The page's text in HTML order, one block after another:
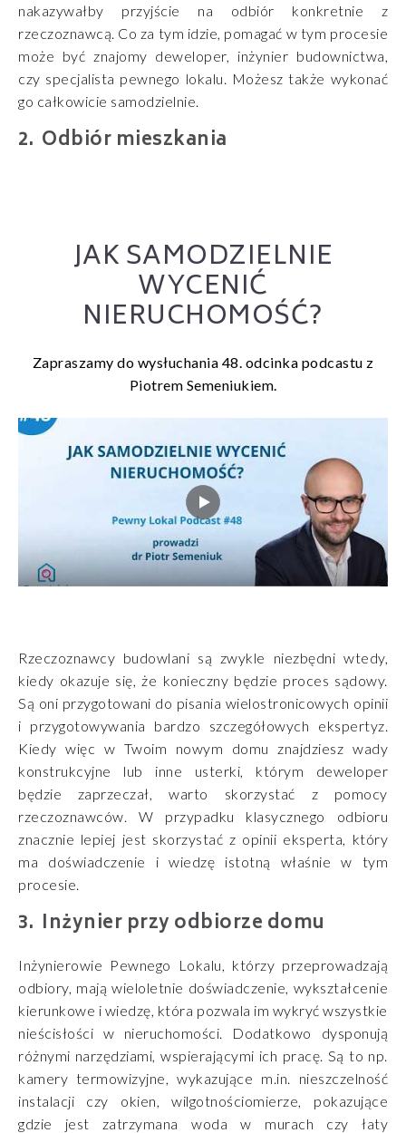
nakazywałby przyjście na odbiór konkretnie z
rzeczoznawcą. Co za tym idzie, pomagać w tym procesie
może być znajomy deweloper, inżynier budownictwa,
czy specjalista pewnego lokalu. Możesz także wykonać
go całkowicie samodzielnie.
Odbiór mieszkania
JAK SAMODZIELNIE
WYCENIĆ
NIERUCHOMOŚĆ?
Zapraszamy do wysłuchania 48. odcinka podcastu z
Piotrem Semeniukiem.
Rzeczoznawcy budowlani są zwykle niezbędni wtedy,
kiedy okazuje się, że konieczny będzie proces sądowy.
Są oni przygotowani do pisania wielostronicowych opinii
i przygotowywania bardzo szczegółowych ekspertyz.
Kiedy więc w Twoim nowym domu znajdziesz wady
konstrukcyjne lub inne usterki, którym deweloper
będzie zaprzeczał, warto skorzystać z pomocy
rzeczoznawców. W przypadku klasycznego odbioru
znacznie lepiej jest skorzystać z opinii eksperta, który
ma doświadczenie i wiedzę istotną właśnie w tym
procesie.
Inżynier przy odbiorze domu
Inżynierowie Pewnego Lokalu, którzy przeprowadzają
odbiory, mają wieloletnie doświadczenie, wykształcenie
kierunkowe i wiedzę, która pozwala im wykryć wszystkie
nieścisłości w nieruchomości. Dodatkowo dysponują
różnymi narzędziami, wspierającymi ich pracę. Są to np.
kamery termowizyjne, wykazujące m.in. nieszczelność
instalacji czy okien, wilgotnościomierze, pokazujące
gdzie jest zatrzymana woda w murach czy łaty